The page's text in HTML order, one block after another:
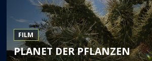
FILM
PLANET DER PFLANZEN